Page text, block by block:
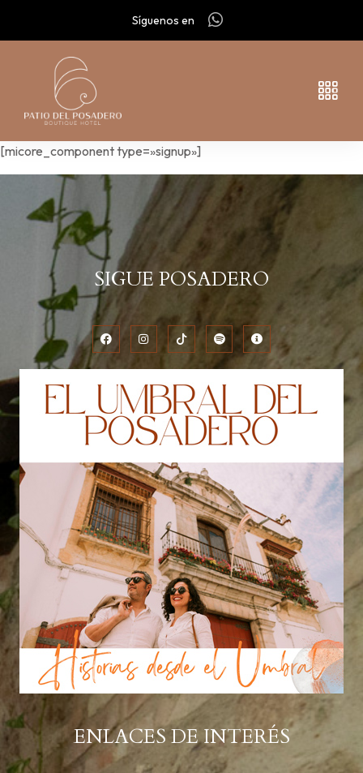
Síguenos en
[micore_component type=»signup»]
SIGUE POSADERO
ENLACES DE INTERÉS